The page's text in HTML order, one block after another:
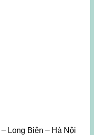
Long Biên – Hà Nội